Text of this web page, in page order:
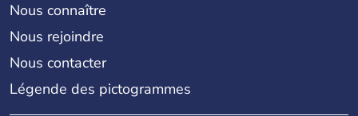
Nous connaître
Nous rejoindre
Nous contacter
Légende des pictogrammes